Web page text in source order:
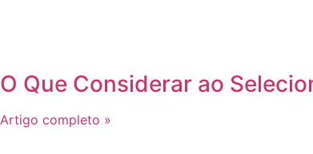
O Que Considerar ao
Artigo completo »